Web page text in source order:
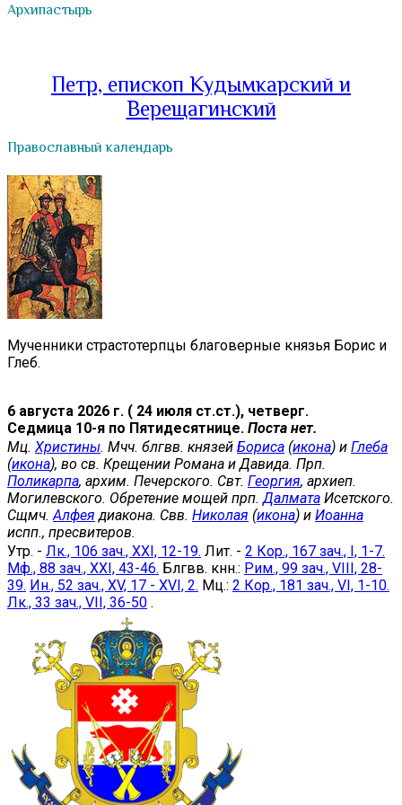
Архипастырь
Петр, епископ Кудымкарский и
Верещагинский
Православный календарь
Мученники страстотерпцы благоверные князья Борис и
Глеб.
6 августа 2026 г. ( 24 июля ст.ст.), четверг.
Седмица 10-я по Пятидесятнице. Поста нет.
Мц. Христины. Мчч. блгвв. князей Бориса (икона) и Глеба
(икона), во св. Крещении Романа и Давида. Прп.
Поликарпа, архим. Печерского. Свт. Георгия, архиеп.
Могилевского. Обретение мощей прп. Далмата Исетского.
Сщмч. Алфея диакона. Свв. Николая (икона) и Иоанна
испп., пресвитеров.
Утр. - Лк., 106 зач., XXI, 12-19. Лит. - 2 Кор., 167 зач., I, 1-7.
Мф., 88 зач., XXI, 43-46. Блгвв. кнн.: Рим., 99 зач., VIII, 28-
39. Ин., 52 зач., XV, 17 - XVI, 2. Мц.: 2 Кор., 181 зач., VI, 1-10.
Лк., 33 зач., VII, 36-50 .